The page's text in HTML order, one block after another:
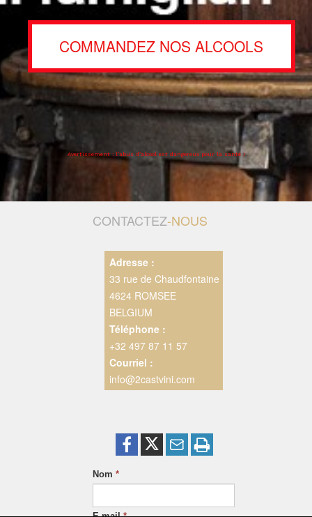
COMMANDEZ NOS ALCOOLS
Avertissement : l’abus d’alcool est dangereux pour la santé !
CONTACTEZ-NOUS
Adresse :
33 rue de Chaudfontaine
4624 ROMSEE
BELGIUM
Téléphone :
+32 497 87 11 57
Courriel :
info@2castvini.com
Nom *